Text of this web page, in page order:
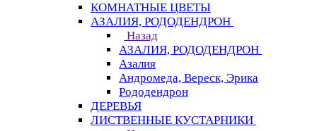
КОМНАТНЫЕ ЦВЕТЫ
АЗАЛИЯ, РОДОДЕНДРОН
Назад
АЗАЛИЯ, РОДОДЕНДРОН
Азалия
Андромеда, Вереск, Эрика
Рододендрон
ДЕРЕВЬЯ
ЛИСТВЕННЫЕ КУСТАРНИКИ